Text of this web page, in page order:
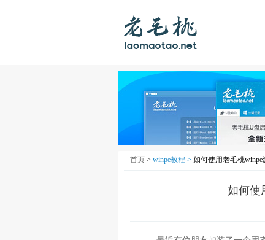
首页 > winpe教程 > 如何使用老毛桃
如何使